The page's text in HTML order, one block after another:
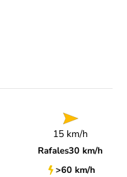
15 km/h
Rafales30 km/h
>60 km/h